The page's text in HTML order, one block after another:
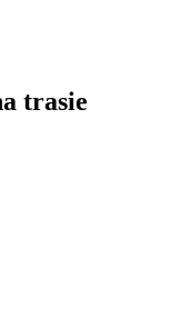
trasie